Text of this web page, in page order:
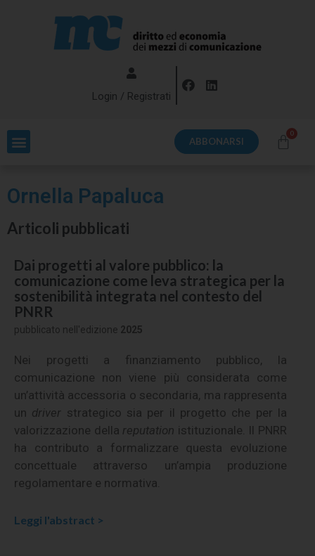
Login / Registrati
ABBONARSI
Ornella Papaluca
Articoli pubblicati
Dai progetti al valore pubblico: la
comunicazione come leva strategica per la
sostenibilità integrata nel contesto del
PNRR
pubblicato nell'edizione 2025
Nei progetti a finanziamento pubblico, la
comunicazione non viene più considerata come
un’attività accessoria o secondaria, ma rappresenta
un driver strategico sia per il progetto che per la
valorizzazione della reputation istituzionale. Il PNRR
ha contributo a formalizzare questa evoluzione
concettuale attraverso un’ampia produzione
regolamentare e normativa.
Leggi l'abstract >